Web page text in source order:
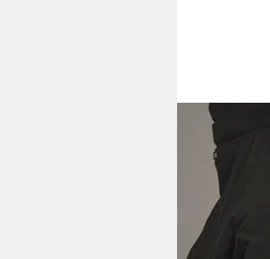
berlin
nord
wahrheit